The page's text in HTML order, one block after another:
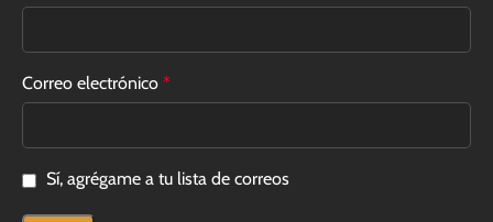
Correo electrónico *
Sí, agrégame a tu lista de correos